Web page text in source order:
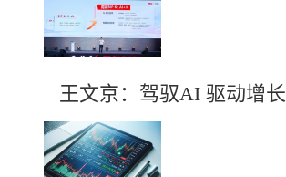
王文京：驾驭AI 驱动增长